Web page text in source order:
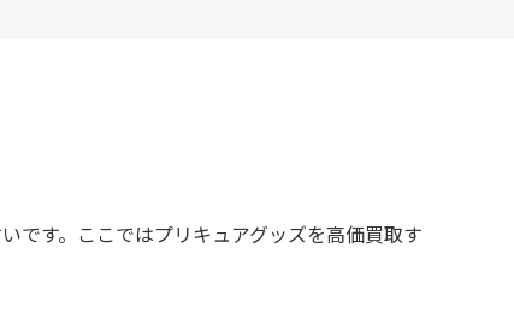
です。ここではプリキュアグッズを高価買取す